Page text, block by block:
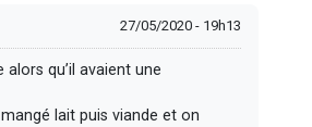
27/05/2020 - 19h13
qu’il avaient une
lait puis viande et on